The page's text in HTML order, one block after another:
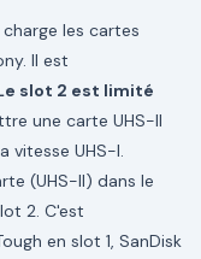
les cartes
Il est
slot 2 est limité
une carte UHS-II
vitesse UHS-I.
(UHS-II) dans le
2. C'est
en slot 1, SanDisk